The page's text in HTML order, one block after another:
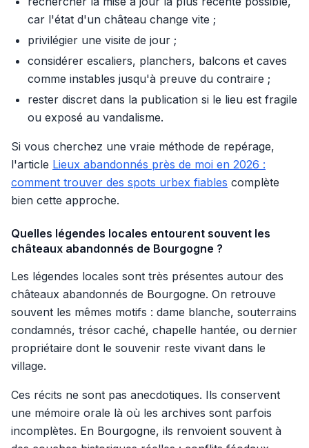
car l'état d'un château change vite ;
privilégier une visite de jour ;
considérer escaliers, planchers, balcons et caves
comme instables jusqu'à preuve du contraire ;
rester discret dans la publication si le lieu est fragile
ou exposé au vandalisme.
Si vous cherchez une vraie méthode de repérage,
l'article Lieux abandonnés près de moi en 2026 :
comment trouver des spots urbex fiables complète
bien cette approche.
Quelles légendes locales entourent souvent les
châteaux abandonnés de Bourgogne ?
Les légendes locales sont très présentes autour des
châteaux abandonnés de Bourgogne. On retrouve
souvent les mêmes motifs : dame blanche, souterrains
condamnés, trésor caché, chapelle hantée, ou dernier
propriétaire dont le souvenir reste vivant dans le
village.
Ces récits ne sont pas anecdotiques. Ils conservent
une mémoire orale là où les archives sont parfois
incomplètes. En Bourgogne, ils renvoient souvent à